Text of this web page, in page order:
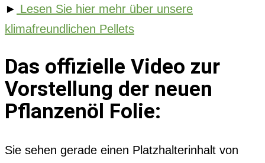
► Lesen Sie hier mehr über unsere
klimafreundlichen Pellets
Das offizielle Video zur
Vorstellung der neuen
Pflanzenöl Folie:
Sie sehen gerade einen Platzhalterinhalt von